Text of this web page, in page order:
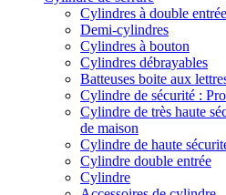
Cylindres à double entrée
Demi-cylindres
Cylindres à bouton
Cylindres débrayables
Batteuses boite aux
Cylindre de sécurité :
Cylindre de très haute
de maison
Cylindre de haute
Cylindre double entrée
Cylindre